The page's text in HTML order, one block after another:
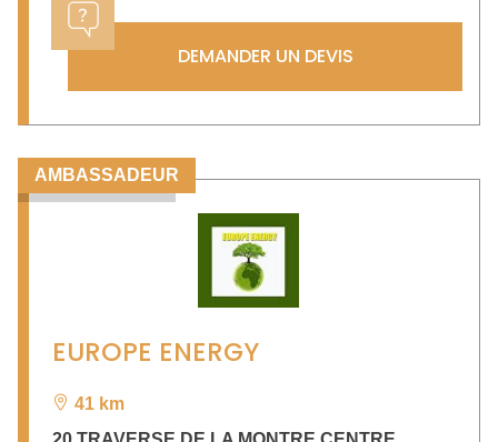
DEMANDER UN DEVIS
AMBASSADEUR
EUROPE ENERGY
41 km